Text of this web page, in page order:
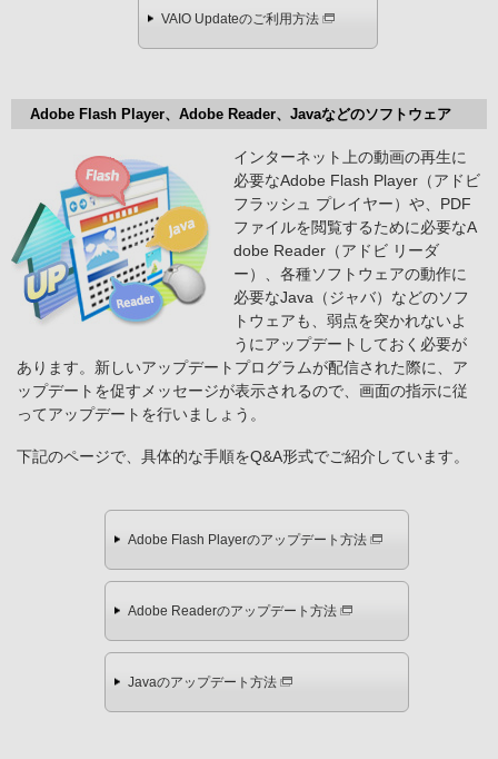
VAIO Updateのご利用方法
Adobe Flash Player、Adobe Reader、Javaなどのソフトウェア
インターネット上の動画の再生に
必要なAdobe Flash Player（アドビ
フラッシュ プレイヤー）や、PDF
ファイルを閲覧するために必要なA
dobe Reader（アドビ リーダ
ー）、各種ソフトウェアの動作に
必要なJava（ジャバ）などのソフ
トウェアも、弱点を突かれないよ
うにアップデートしておく必要が
あります。新しいアップデートプログラムが配信された際に、ア
ップデートを促すメッセージが表示されるので、画面の指示に従
ってアップデートを行いましょう。
下記のページで、具体的な手順をQ&A形式でご紹介しています。
Adobe Flash Playerのアップデート方法
Adobe Readerのアップデート方法
Javaのアップデート方法